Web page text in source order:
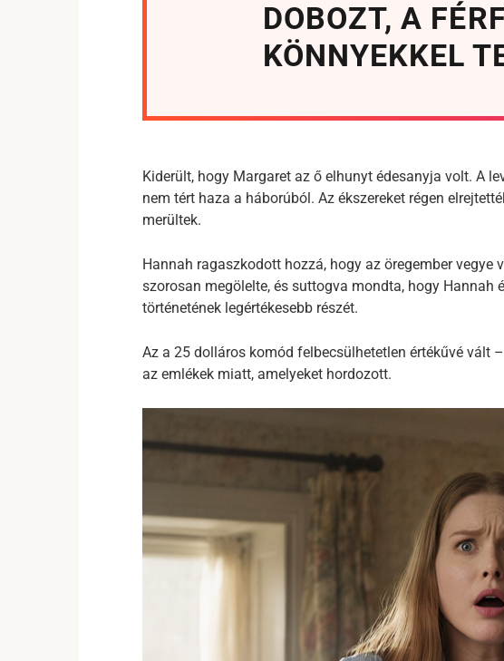
DOBOZT, A
KÖNNYEKKEL
Kiderült, hogy Margaret az ő elhunyt édesanyja volt. A
nem tért haza a háborúból. Az ékszereket régen
merültek.
Hannah ragaszkodott hozzá, hogy az öregember vegye
szorosan megölelte, és suttogva mondta, hogy Hannah
történetének legértékesebb részét.
Az a 25 dolláros komód felbecsülhetetlen értékűvé vált
az emlékek miatt, amelyeket hordozott.